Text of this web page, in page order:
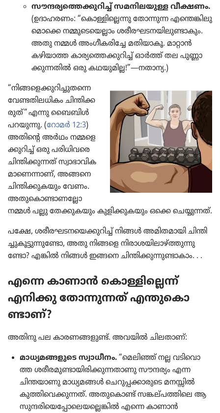
സൗന്ദര്യ​ത്തെ​ക്കു​റിച്ച്‌ സമനി​ല​യു​ള്ള വീക്ഷണം.
(ഉദാഹ​ര​ണം: “കൊള്ളി​ല്ലെ​ന്നു തോന്നുന്ന എന്തെങ്കി​ലു​
മൊ​ക്കെ നമ്മു​ടെ​യെ​ല്ലാം ശരീര​ഘ​ട​ന​യി​ലു​ണ്ടാ​കും.
അതു നമ്മൾ അംഗീ​ക​രി​ച്ചേ മതിയാ​കൂ. മാറ്റാൻ
കഴിയാത്ത കാര്യ​ത്തെ​ക്കു​റിച്ച്‌ ഓർത്ത്‌ തല പുണ്ണാ​
ക്കു​ന്ന​തിൽ ഒരു കഥയു​മി​ല്ല!”—നതാന്യ.)
“നിങ്ങ​ളെ​ക്കു​റി​ച്ചു​ത​ന്നെ
വേണ്ടതി​ല​ധി​കം ചിന്തി​ക്ക​
രുത്‌” എന്നു ബൈബിൾ
പറയുന്നു. (റോമർ 12:3)
അതിന്റെ അർഥം നമ്മളെ​
ക്കു​റിച്ച്‌ ഒരു പരിധി​വ​രെ
ചിന്തി​ക്കു​ന്നത്‌ സ്വാഭാ​വി​ക​
മാ​ണെ​ന്നാണ്‌, അങ്ങനെ
ചിന്തി​ക്കു​ക​യും വേണം.
അതു​കൊ​ണ്ടാ​ണ​ല്ലോ
നമ്മൾ പല്ലു തേക്കു​ക​യും കുളി​ക്കു​ക​യും ഒക്കെ ചെയ്യു​ന്നത്‌.
പക്ഷേ, ശരീര​ഘ​ട​ന​യെ​ക്കു​റിച്ച്‌ നിങ്ങൾ അമിത​മാ​യി ചിന്തി​
ച്ചു​കൂ​ട്ടു​ന്നു​ണ്ടോ, അതു നിങ്ങളെ നിരാ​ശ​യി​ലാ​ഴ്‌ത്തു​ന്നു​
ണ്ടോ? എങ്കിൽ നിങ്ങൾ ഇങ്ങനെ ചിന്തി​ക്കു​ന്നു​ണ്ടാ​കാം. . .
എന്നെ കാണാൻ കൊള്ളി​ല്ലെന്ന്‌
എനിക്കു തോന്നു​ന്നത്‌ എന്തു​കൊ​
ണ്ടാണ്‌?
അതിനു പല കാരണ​ങ്ങ​ളുണ്ട്‌. അവയിൽ ചിലതാണ്‌:
മാധ്യ​മ​ങ്ങ​ളു​ടെ സ്വാധീ​നം. “മെലിഞ്ഞ്‌ നല്ല വടി​വൊ​
ത്ത ശരീര​മു​ണ്ടാ​യി​രി​ക്കു​ന്ന​താ​ണു സൗന്ദര്യം എന്ന
ചിന്തയാ​ണു മാധ്യ​മ​ങ്ങൾ ചെറു​പ്പ​ക്കാ​രു​ടെ മനസ്സിൽ
കുത്തി​വെ​ക്കു​ന്നത്‌. അതു​കൊണ്ട്‌ സങ്കല്‌പ​ത്തി​ലെ ആ
സുന്ദരി​യെ​പ്പോ​ലെ​യ​ല്ലെ​ങ്കിൽ എന്നെ കാണാൻ